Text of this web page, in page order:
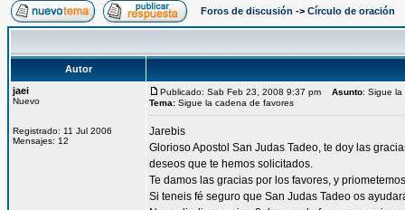
Foros de discusión -> Círculo de oración
Autor
jaei
Nuevo
Registrado: 11 Jul 2006
Mensajes: 12
Publicado: Sab Feb 23, 2008 9:37 pm Asunto: Sigue
Tema: Sigue la cadena de favores
Jarebis
Glorioso Apostol San Judas Tadeo, te doy las
deseos que te hemos solicitados.
Te damos las gracias por los favores, y
Si teneis fé seguro que San Judas Tadeo os